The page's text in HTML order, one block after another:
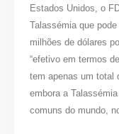
Estados Unidos, o
Talassémia que
milhões de dólares
“efetivo em termos
tem apenas um total
embora a
comuns do mundo,